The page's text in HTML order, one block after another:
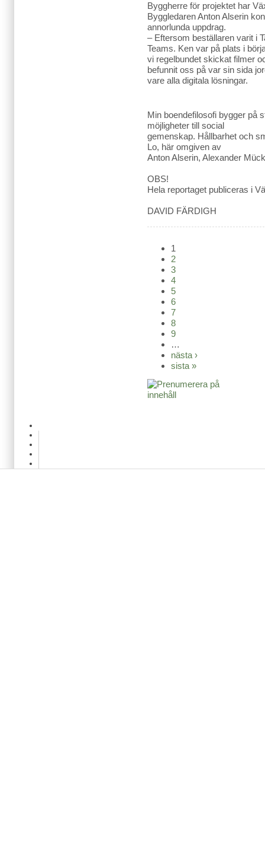
Byggherre för projektet har
Byggledaren Anton Alserin
annorlunda uppdrag.
– Eftersom beställaren varit i
Teams. Ken var på plats i
vi regelbundet skickat filmer
befunnit oss på var sin sida
vare alla digitala lösningar.
Min boendefilosofi bygger på
möjligheter till social
gemenskap. Hållbarhet och
Lo, här omgiven av
Anton Alserin, Alexander
OBS!
Hela reportaget publiceras i
DAVID FÄRDIGH
1
2
3
4
5
6
7
8
9
…
nästa ›
sista »